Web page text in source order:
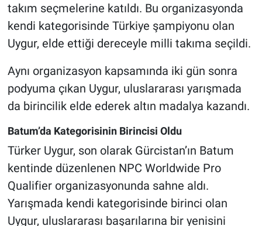
takım seçmelerine katıldı. Bu organizasyonda
kendi kategorisinde Türkiye şampiyonu olan
Uygur, elde ettiği dereceyle milli takıma seçildi.
Aynı organizasyon kapsamında iki gün sonra
podyuma çıkan Uygur, uluslararası yarışmada
da birincilik elde ederek altın madalya kazandı.
Batum’da Kategorisinin Birincisi Oldu
Türker Uygur, son olarak Gürcistan’ın Batum
kentinde düzenlenen NPC Worldwide Pro
Qualifier organizasyonunda sahne aldı.
Yarışmada kendi kategorisinde birinci olan
Uygur, uluslararası başarılarına bir yenisini